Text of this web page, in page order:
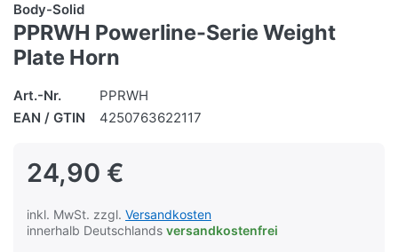
Body-Solid
PPRWH Powerline-Serie Weight
Plate Horn
Art.-Nr.
PPRWH
EAN / GTIN
4250763622117
24,90 €
inkl. MwSt. zzgl. Versandkosten
innerhalb Deutschlands versandkostenfrei